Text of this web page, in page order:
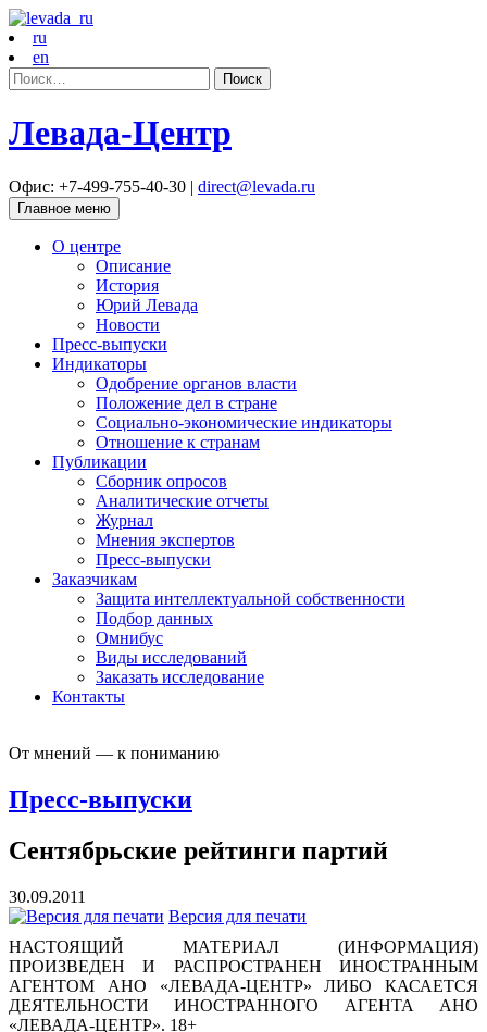
ru
en
Найти:
Левада-Центр
Офис: +7-499-755-40-30 | direct@levada.ru
Главное меню
О центре
Описание
История
Юрий Левада
Новости
Пресс-выпуски
Индикаторы
Одобрение органов власти
Положение дел в стране
Социально-экономические индикаторы
Отношение к странам
Публикации
Сборник опросов
Аналитические отчеты
Журнал
Мнения экспертов
Пресс-выпуски
Заказчикам
Защита интеллектуальной собственности
Подбор данных
Омнибус
Виды исследований
Заказать исследование
Контакты
От мнений — к пониманию
Пресс-выпуски
Сентябрьские рейтинги партий
30.09.2011
Версия для печати
НАСТОЯЩИЙ МАТЕРИАЛ (ИНФОРМАЦИЯ)
ПРОИЗВЕДЕН И РАСПРОСТРАНЕН ИНОСТРАННЫМ
АГЕНТОМ АНО «ЛЕВАДА-ЦЕНТР» ЛИБО КАСАЕТСЯ
ДЕЯТЕЛЬНОСТИ ИНОСТРАННОГО АГЕНТА АНО
«ЛЕВАДА-ЦЕНТР». 18+